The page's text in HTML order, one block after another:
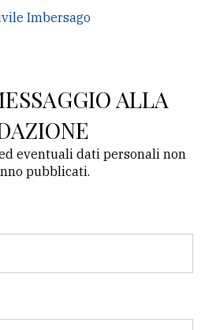
Imbersago
ALLA
eventuali dati personali non
pubblicati.